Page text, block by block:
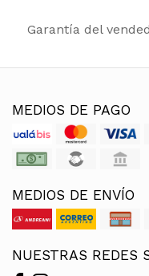
Garantía del
MEDIOS DE PAGO
MEDIOS DE ENVÍO
NUESTRAS REDES